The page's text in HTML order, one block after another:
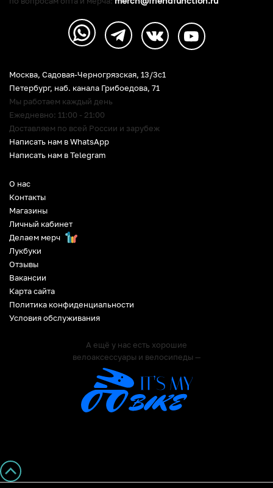
О нас
Контакты
Магазины
Личный кабинет
Делаем мерч
Лукбуки
Отзывы
Вакансии
Карта сайта
Политика конфиденциальности
Условия обслуживания
А ещё у нас есть хорошие
велоаксессуары и велосипеды —
Москва, Садовая-Черногрязская, 13/3c1
Петербург, наб. канала Грибоедова, 71
Мы работаем каждый день
Ежедневно: 11:00 - 21:00
Доставляем по всей России и зарубеж
Написать нам в WhatsApp
Написать нам в Telegram